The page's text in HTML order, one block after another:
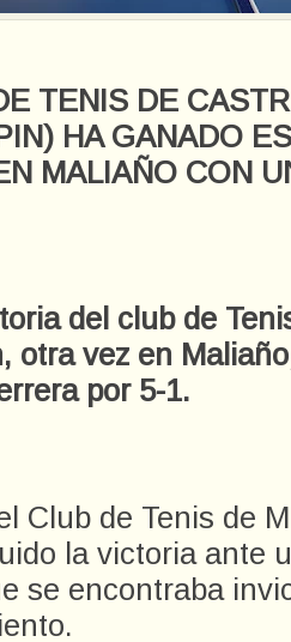
TENIS DE
HA GANADO
MALIAÑO CON
del club de
otra vez en
por 5-1.
Club de Tenis de
la victoria ante
se encontraba